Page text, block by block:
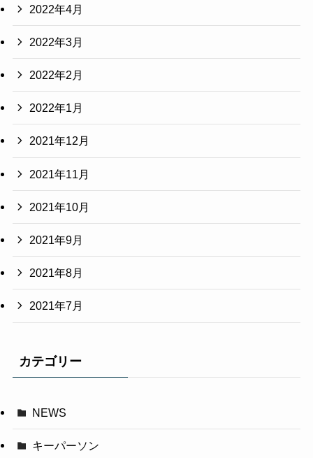
2022年4月
2022年3月
2022年2月
2022年1月
2021年12月
2021年11月
2021年10月
2021年9月
2021年8月
2021年7月
カテゴリー
NEWS
キーパーソン